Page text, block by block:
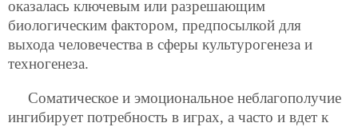
оказалась ключевым или разрешающим
биологическим фактором, предпосылкой для
выхода человечества в сферы культурогенеза и
техногенеза.
Соматическое и эмоциональное неблагополучие
ингибирует потребность в играх, а часто и вдет к